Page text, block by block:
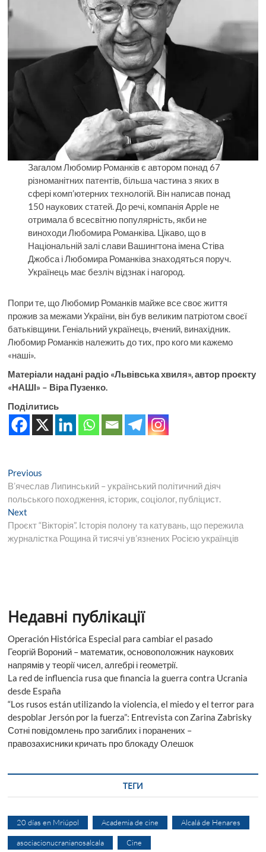
Загалом Любомир Романків є автором понад 67
різноманітних патентів, більша частина з яких в
сфері комп’ютерних технологій. Він написав понад
150 наукових статей. До речі, компанія Apple не
отримала б всесвітню популярність, якби не
виноходи Любомира Романківа. Цікаво, що в
Національній залі слави Вашингтона імена Стіва
Джобса і Любомира Романківа знаходяться поруч.
Українець має безліч відзнак і нагород.
Попри те, що Любомир Романків майже все своє життя
прожив за межами України, він був великим патріотом своєї
батьківщини. Геніальний українець, вчений, винахідник.
Любомир Романків належить до тих, про кого ми кажемо
«наші».
Матеріали надані радіо «Львівська хвиля», автор проєкту
«НАШІ» – Віра Пузенко.
Поділитись
Навігація
записів
Previous
post:
Вʼячеслав Липинський – український політичний діяч
польського походження, історик, соціолог, публіцист.
Next
post:
Проєкт “Вікторія”. Історія полону та катувань, що пережила
журналістка Рощина й тисячі ув’язнених Росією українців
Недавні публікації
Operación Histórica Especial para cambiar el pasado
Георгій Вороний – математик, основоположник наукових
напрямів у теорії чисел, алгебрі і геометрії.
La red de influencia rusa que financia la guerra contra Ucrania
desde España
“Los rusos están utilizando la violencia, el miedo y el terror para
despoblar Jersón por la fuerza”: Entrevista con Zarina Zabrisky
Сотні повідомлень про загиблих і поранених –
правозахисники кричать про блокаду Олешок
ТЕГИ
20 días en Mriúpol Academia de cine Alcalá de Henares
asociacionucranianosalcala Cine